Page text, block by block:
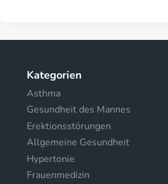
Kategorien
Asthma
Gesundheit des Mannes
Erektionsstörungen
Allgemeine Gesundheit
Hypertonie
Frauenmedizin